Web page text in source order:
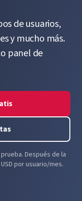
de usuarios,
y mucho más.
panel de
Después de la
por usuario/mes.